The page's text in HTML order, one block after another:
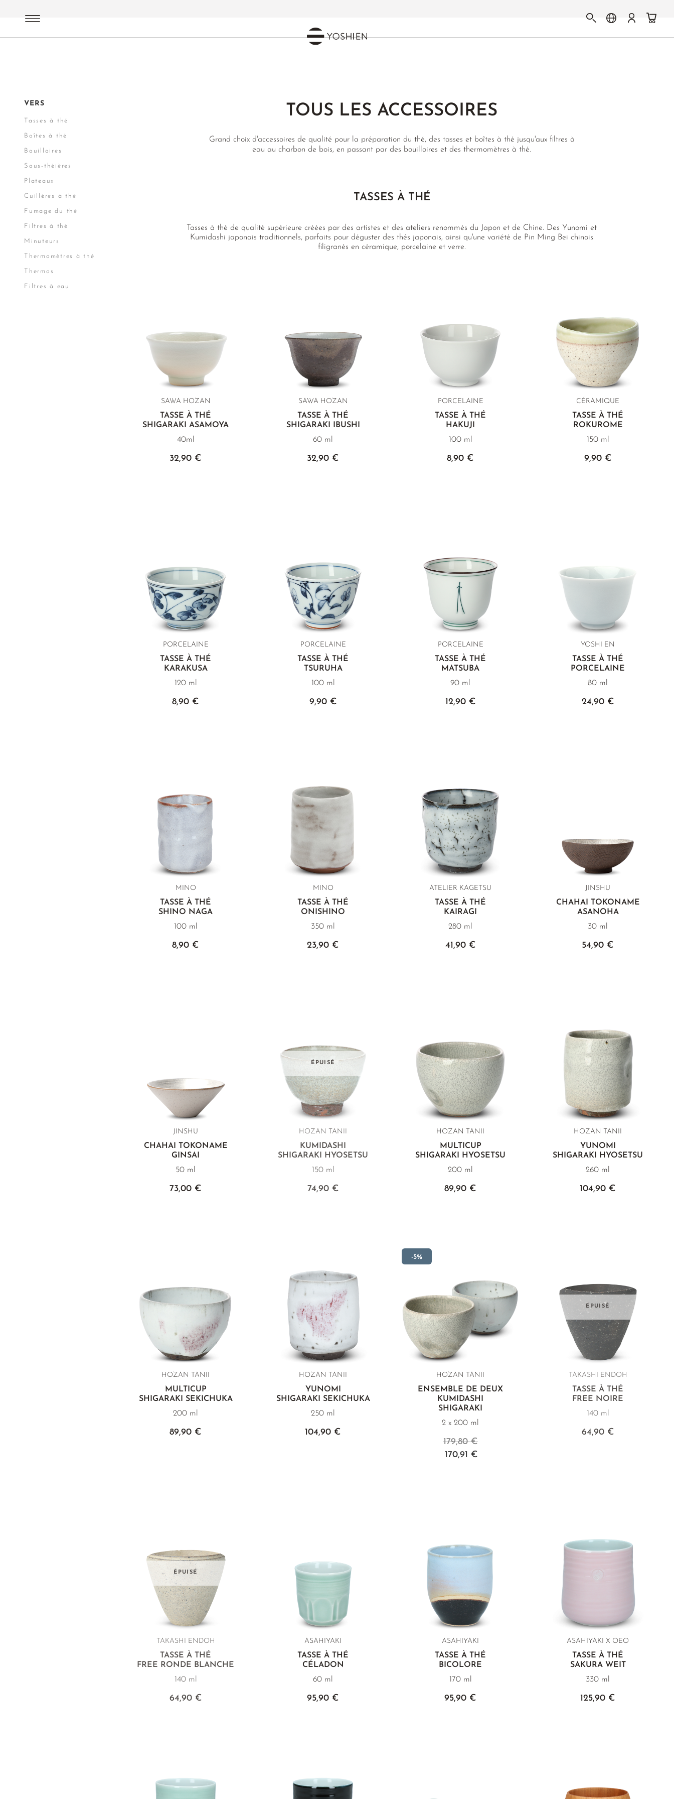
TOUS LES ACCESSOIRES
Grand choix d'accessoires de qualité pour la préparation du thé, des tasses et boîtes à thé jusqu'aux filtres à
eau au charbon de bois, en passant par des bouilloires et des thermomètres à thé.
TASSES À THÉ
Tasses à thé de qualité supérieure créées par des artistes et des ateliers renommés du Japon et de Chine. Des Yunomi et
Kumidashi japonais traditionnels, parfaits pour déguster des thés japonais, ainsi qu'une variété de Pin Ming Bei chinois
filigranés en céramique, porcelaine et verre.
SAWA HOZAN
TASSE À THÉ
SHIGARAKI ASAMOYA
40ml
32,90 €
SAWA HOZAN
TASSE À THÉ
SHIGARAKI IBUSHI
60 ml
32,90 €
PORCELAINE
TASSE À THÉ
HAKUJI
100 ml
8,90 €
CÉRAMIQUE
TASSE À THÉ
ROKUROME
150 ml
9,90 €
PORCELAINE
TASSE À THÉ
KARAKUSA
120 ml
8,90 €
PORCELAINE
TASSE À THÉ
TSURUHA
100 ml
9,90 €
PORCELAINE
TASSE À THÉ
MATSUBA
90 ml
12,90 €
YOSHI EN
TASSE À THÉ
PORCELAINE
80 ml
24,90 €
MINO
TASSE À THÉ
SHINO NAGA
100 ml
8,90 €
MINO
TASSE À THÉ
ONISHINO
350 ml
23,90 €
ATELIER KAGETSU
TASSE À THÉ
KAIRAGI
280 ml
41,90 €
JINSHU
CHAHAI TOKONAME
ASANOHA
30 ml
54,90 €
JINSHU
CHAHAI TOKONAME
GINSAI
50 ml
73,00 €
ÉPUISÉ
HOZAN TANII
KUMIDASHI
SHIGARAKI HYOSETSU
150 ml
74,90 €
HOZAN TANII
MULTICUP
SHIGARAKI HYOSETSU
200 ml
89,90 €
HOZAN TANII
YUNOMI
SHIGARAKI HYOSETSU
260 ml
104,90 €
HOZAN TANII
MULTICUP
SHIGARAKI SEKICHUKA
200 ml
89,90 €
HOZAN TANII
YUNOMI
SHIGARAKI SEKICHUKA
250 ml
104,90 €
-5%
HOZAN TANII
ENSEMBLE DE DEUX
KUMIDASHI
SHIGARAKI
2 x 200 ml
170,91 €
179,80 €
ÉPUISÉ
TAKASHI ENDOH
TASSE À THÉ
FREE NOIRE
140 ml
64,90 €
ÉPUISÉ
TAKASHI ENDOH
TASSE À THÉ
FREE RONDE BLANCHE
140 ml
64,90 €
ASAHIYAKI
TASSE À THÉ
CÉLADON
60 ml
95,90 €
ASAHIYAKI
TASSE À THÉ
BICOLORE
170 ml
95,90 €
ASAHIYAKI X OEO
TASSE À THÉ
SAKURA WEIT
330 ml
125,90 €
VERS
Tasses à thé
Boîtes à thé
Bouilloires
Sous-théières
Plateaux
Cuillères à thé
Fumage du thé
Filtres à thé
Minuteurs
Thermomètres à thé
Thermos
Filtres à eau